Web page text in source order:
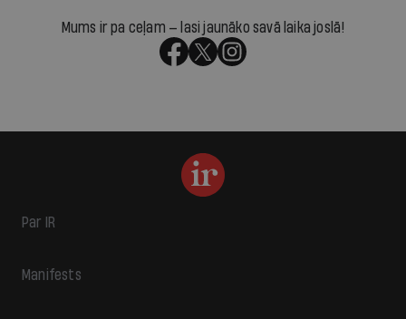
Mums ir pa ceļam — lasi jaunāko savā laika joslā!
Par IR
Manifests